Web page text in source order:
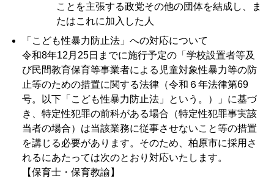
ことを主張する政党その他の団体を結成し、ま
たはこれに加入した人
「こども性暴力防止法」への対応について
令和8年12月25日までに施行予定の「学校設置者等及
び民間教育保育等事業者による児童対象性暴力等の防
止等のための措置に関する法律（令和６年法律第69
号。以下「こども性暴力防止法」という。）」に基づ
き、特定性犯罪の前科がある場合（特定性犯罪事実該
当者の場合）は当該業務に従事させないこと等の措置
を講じる必要があります。そのため、柏原市に採用さ
れるにあたっては次のとおり対応いたします。
【保育士・保育教諭】